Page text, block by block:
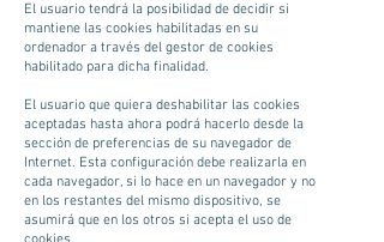
El usuario tendrá la posibilidad de decidir si
mantiene las cookies habilitadas en su
ordenador a través del gestor de cookies
habilitado para dicha finalidad.
El usuario que quiera deshabilitar las cookies
aceptadas hasta ahora podrá hacerlo desde la
sección de preferencias de su navegador de
Internet. Esta configuración debe realizarla en
cada navegador, si lo hace en un navegador y no
en los restantes del mismo dispositivo, se
asumirá que en los otros si acepta el uso de